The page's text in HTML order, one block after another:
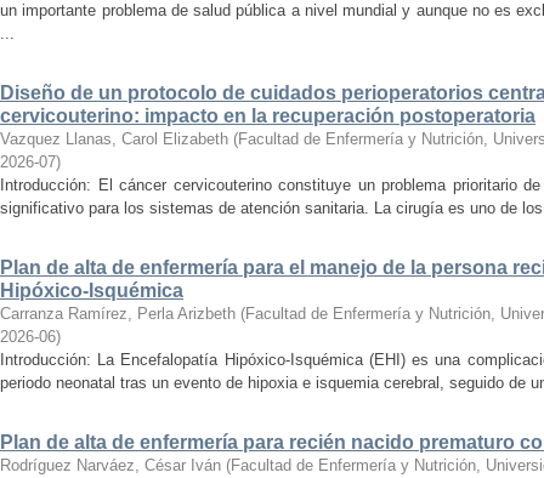
un importante problema de salud pública a nivel mundial y aunque no es
...
Diseño de un protocolo de cuidados perioperatorios
cervicouterino: impacto en la recuperación postoperatoria
Vazquez Llanas, Carol Elizabeth (Facultad de Enfermería y Nutrición,
2026-07)
Introducción: El cáncer cervicouterino constituye un problema prioritario
significativo para los sistemas de atención sanitaria. La cirugía es uno de
Plan de alta de enfermería para el manejo de la persona
Hipóxico-Isquémica
Carranza Ramírez, Perla Arizbeth (Facultad de Enfermería y Nutrición,
2026-06)
Introducción: La Encefalopatía Hipóxico-Isquémica (EHI) es una
periodo neonatal tras un evento de hipoxia e isquemia cerebral, seguido de
Plan de alta de enfermería para recién nacido prematuro
Rodríguez Narváez, César Iván (Facultad de Enfermería y Nutrición,